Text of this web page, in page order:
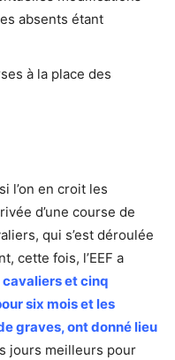
absents étant
à la place des
l’on en croit les
d’une course de
qui s’est déroulée
cette fois, l’EEF a
cavaliers et cinq
six mois et les
graves, ont donné lieu
jours meilleurs pour